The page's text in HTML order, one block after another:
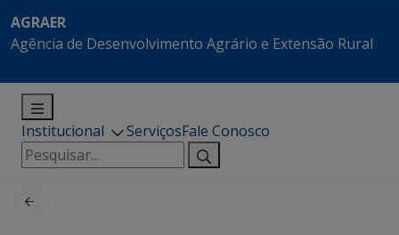
AGRAER
Agência de Desenvolvimento Agrário e Extensão Rural
Institucional ServiçosFale Conosco
Pesquisar
por: